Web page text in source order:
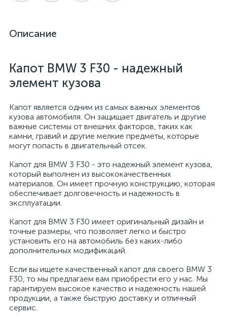
Описание
Капот BMW 3 F30 - надежный
элемент кузова
Капот является одним из самых важных элементов
кузова автомобиля. Он защищает двигатель и другие
важные системы от внешних факторов, таких как
камни, гравий и другие мелкие предметы, которые
могут попасть в двигательный отсек.
Капот для BMW 3 F30 - это надежный элемент кузова,
который выполнен из высококачественных
материалов. Он имеет прочную конструкцию, которая
обеспечивает долговечность и надежность в
эксплуатации.
Капот для BMW 3 F30 имеет оригинальный дизайн и
точные размеры, что позволяет легко и быстро
установить его на автомобиль без каких-либо
дополнительных модификаций.
Если вы ищете качественный капот для своего BMW 3
F30, то мы предлагаем вам приобрести его у нас. Мы
гарантируем высокое качество и надежность нашей
продукции, а также быструю доставку и отличный
сервис.